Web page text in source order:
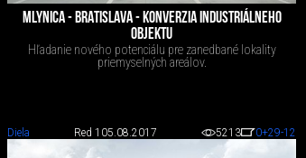
MLYNICA - BRATISLAVA - KONVERZIA INDUSTRIÁLNEHO
OBJEKTU
Hľadanie nového potenciálu pre zanedbané lokality
priemyselných areálov.
Diela Red 1 05.08.2017 5213 0+29-12